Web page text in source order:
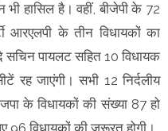
भी हासिल है। वहीं, बीजेपी के 72
आरएलपी के तीन विधायकों का
सचिन पायलट सहित 10 विधायक
रह जाएंगी। सभी 12 निर्दलीय
के विधायकों की संख्या 87 हो